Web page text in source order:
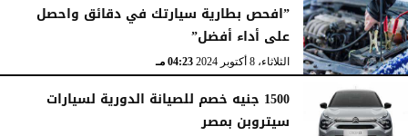
”افحص بطارية سيارتك في دقائق واحصل
على أداء أفضل”
الثلاثاء، 8 أكتوبر 2024 04:23 مـ
1500 جنيه خصم للصيانة الدورية لسيارات
سيتروبن بمصر